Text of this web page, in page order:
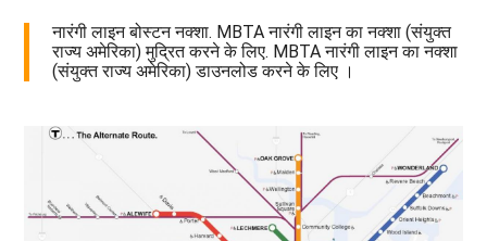
नारंगी लाइन बोस्टन नक्शा. MBTA नारंगी लाइन का नक्शा (संयुक्त
राज्य अमेरिका) मुद्रित करने के लिए. MBTA नारंगी लाइन का नक्शा
(संयुक्त राज्य अमेरिका) डाउनलोड करने के लिए ।